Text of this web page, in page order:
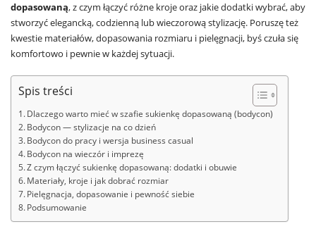
dopasowaną, z czym łączyć różne kroje oraz jakie dodatki wybrać, aby
stworzyć elegancką, codzienną lub wieczorową stylizację. Poruszę też
kwestie materiałów, dopasowania rozmiaru i pielęgnacji, byś czuła się
komfortowo i pewnie w każdej sytuacji.
Spis treści
Dlaczego warto mieć w szafie sukienkę dopasowaną (bodycon)
Bodycon — stylizacje na co dzień
Bodycon do pracy i wersja business casual
Bodycon na wieczór i imprezę
Z czym łączyć sukienkę dopasowaną: dodatki i obuwie
Materiały, kroje i jak dobrać rozmiar
Pielęgnacja, dopasowanie i pewność siebie
Podsumowanie